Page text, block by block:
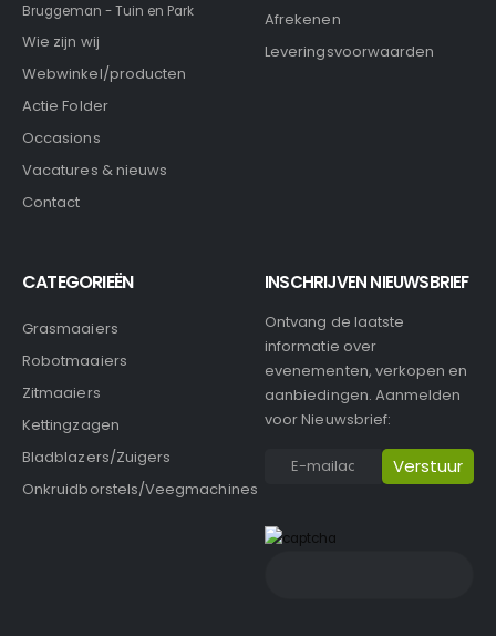
Bruggeman - Tuin en Park
Wie zijn wij
Webwinkel/producten
Actie Folder
Occasions
Vacatures & nieuws
Contact
Afrekenen
Leveringsvoorwaarden
CATEGORIEËN
Grasmaaiers
Robotmaaiers
Zitmaaiers
Kettingzagen
Bladblazers/Zuigers
Onkruidborstels/Veegmachines
INSCHRIJVEN NIEUWSBRIEF
Ontvang de laatste
informatie over
evenementen, verkopen en
aanbiedingen. Aanmelden
voor Nieuwsbrief: